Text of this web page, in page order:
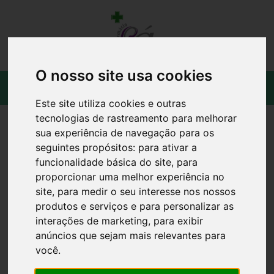
O nosso site usa cookies
Este site utiliza cookies e outras
tecnologias de rastreamento para melhorar
sua experiência de navegação para os
seguintes propósitos: para ativar a
funcionalidade básica do site, para
proporcionar uma melhor experiência no
site, para medir o seu interesse nos nossos
produtos e serviços e para personalizar as
interações de marketing, para exibir
anúncios que sejam mais relevantes para
você.